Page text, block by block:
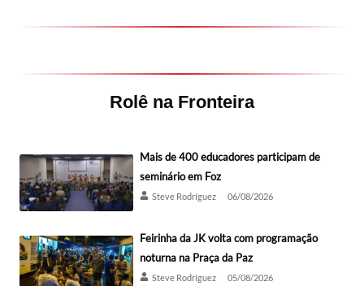
Rolê na Fronteira
Mais de 400 educadores participam de
seminário em Foz
Steve Rodríguez 06/08/2026
Feirinha da JK volta com programação
noturna na Praça da Paz
Steve Rodríguez 05/08/2026